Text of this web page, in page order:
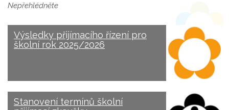
Nepřehlédněte
Výsledky přijímacího řízení pro
školní rok 2025/2026
Stanovení termínů školní